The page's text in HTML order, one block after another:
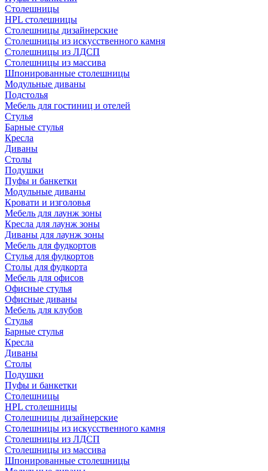
Столешницы
HPL столешницы
Столешницы дизайнерские
Столешницы из искусственного камня
Столешницы из ЛДСП
Столешницы из массива
Шпонированные столешницы
Модульные диваны
Подстолья
Мебель для гостиниц и отелей
Стулья
Барные стулья
Кресла
Диваны
Столы
Подушки
Пуфы и банкетки
Модульные диваны
Кровати и изголовья
Мебель для лаунж зоны
Кресла для лаунж зоны
Диваны для лаунж зоны
Мебель для фудкортов
Стулья для фудкортов
Столы для фудкорта
Мебель для офисов
Офисные стулья
Офисные диваны
Мебель для клубов
Стулья
Барные стулья
Кресла
Диваны
Столы
Подушки
Пуфы и банкетки
Столешницы
HPL столешницы
Столешницы дизайнерские
Столешницы из искусственного камня
Столешницы из ЛДСП
Столешницы из массива
Шпонированные столешницы